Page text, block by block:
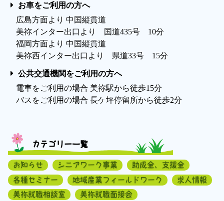
お車をご利用の方へ
広島方面より 中国縦貫道
美祢インター出口より 国道435号 10分
福岡方面より 中国縦貫道
美祢西インター出口より 県道33号 15分
公共交通機関をご利用の方へ
電車をご利用の場合 美祢駅から徒歩15分
バスをご利用の場合 長ケ坪停留所から徒歩2分
カテゴリー一覧
お知らせ シニアワーク事業
助成金、支援金
各種セミナー
地域産業フィールドワーク
求人情報
美祢就職相談室
美祢就職面接会